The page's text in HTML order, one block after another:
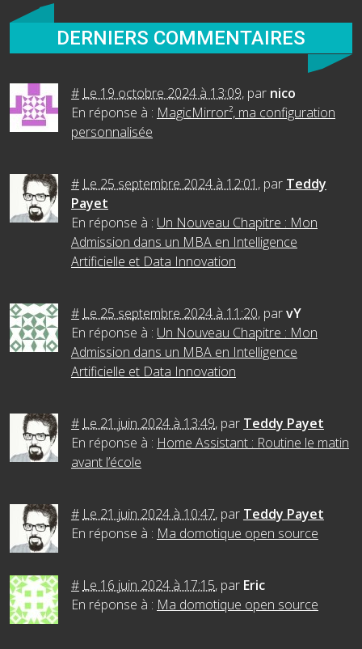
DERNIERS COMMENTAIRES
# Le 19 octobre 2024 à 13:09, par nico
En réponse à : MagicMirror², ma configuration
personnalisée
# Le 25 septembre 2024 à 12:01 , par Teddy
Payet
En réponse à : Un Nouveau Chapitre : Mon
Admission dans un MBA en Intelligence
Artificielle et Data Innovation
# Le 25 septembre 2024 à 11:20, parvY
En réponse à : Un Nouveau Chapitre : Mon
Admission dans un MBA en Intelligence
Artificielle et Data Innovation
# Le 21 juin 2024 à 13:49, par Teddy Payet
En réponse à : Home Assistant : Routine le matin
avant l’école
# Le 21 juin 2024 à 10:47, par Teddy Payet
En réponse à : Ma domotique open source
# Le 16 juin 2024 à 17:15, par Eric
En réponse à : Ma domotique open source